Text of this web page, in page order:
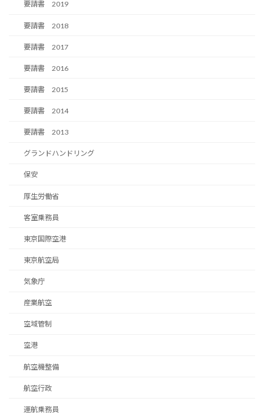
要請書 2019
要請書 2018
要請書 2017
要請書 2016
要請書 2015
要請書 2014
要請書 2013
グランドハンドリング
保安
厚生労働省
客室乗務員
東京国際空港
東京航空局
気象庁
産業航空
空域管制
空港
航空機整備
航空行政
運航乗務員